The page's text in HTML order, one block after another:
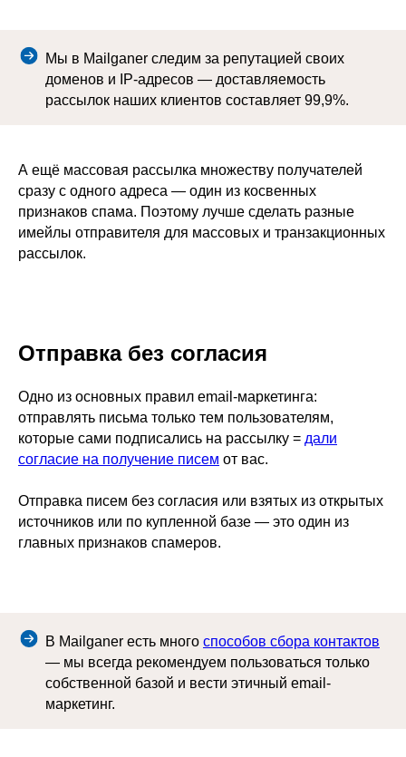
Мы в Mailganer следим за репутацией своих
доменов и IP-адресов — доставляемость
рассылок наших клиентов составляет 99,9%.
А ещё массовая рассылка множеству получателей
сразу с одного адреса — один из косвенных
признаков спама. Поэтому лучше сделать разные
имейлы отправителя для массовых и транзакционных
рассылок.
Отправка без согласия
Одно из основных правил email-маркетинга:
отправлять письма только тем пользователям,
которые сами подписались на рассылку = дали
согласие на получение писем от вас.
Отправка писем без согласия или взятых из открытых
источников или по купленной базе — это один из
главных признаков спамеров.
В Mailganer есть много способов сбора контактов
— мы всегда рекомендуем пользоваться только
собственной базой и вести этичный email-
маркетинг.